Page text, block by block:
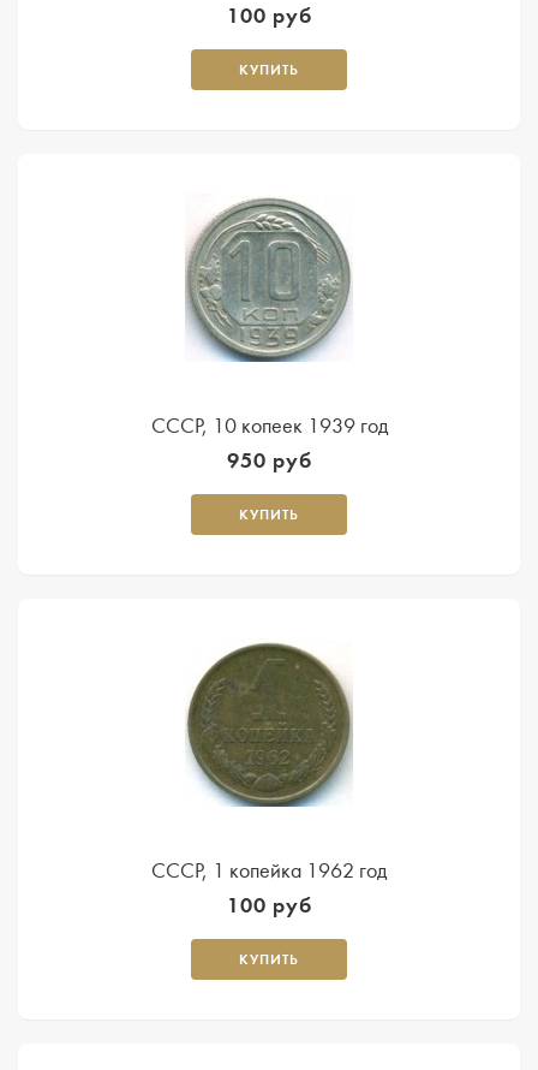
100 руб
КУПИТЬ
СССР, 10 копеек 1939 год
950 руб
КУПИТЬ
СССР, 1 копейка 1962 год
100 руб
КУПИТЬ